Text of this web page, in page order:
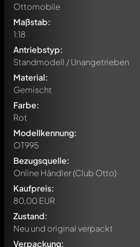
Ottomobile
Maßstab:
1:18
Antriebstyp:
Standmodell / Unangetrieben
Material:
Gemischt
Farbe:
Rot
Modellkennung:
OT995
Bezugsquelle:
Online Händler (Club Otto)
Kaufpreis:
80,00 EUR
Zustand:
Neu und original verpackt
Verpackung: